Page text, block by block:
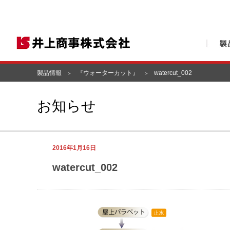
製品情報 『ウォーターカット』 watercut_002
お知らせ
2016年1月16日
watercut_002